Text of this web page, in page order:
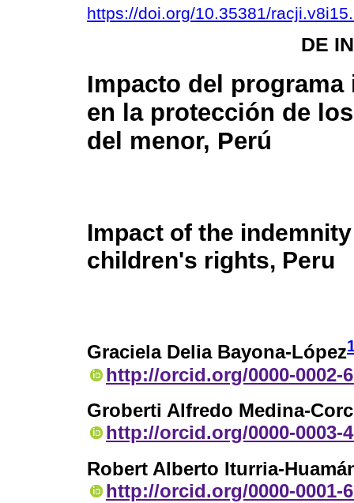
https://doi.org/10.35381/
DE
Impacto del programa
en la protección de
del menor, Perú
Impact of the
children's rights, Peru
Graciela Delia Bayona-López
http://orcid.org/0000-0002-
Groberti Alfredo Medina-
http://orcid.org/0000-0003-
Robert Alberto Iturria-
http://orcid.org/0000-0001-